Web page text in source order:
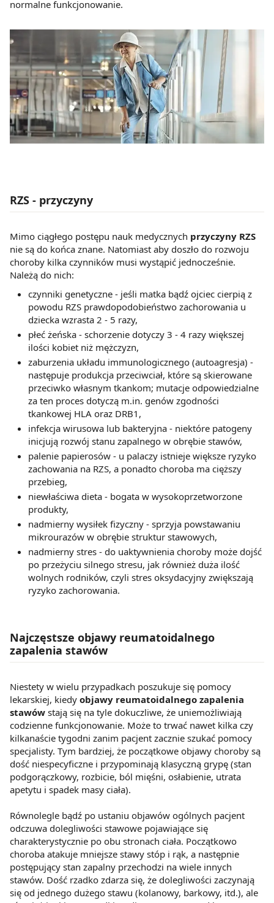
normalne funkcjonowanie.
RZS - przyczyny
Mimo ciągłego postępu nauk medycznych przyczyny RZS
nie są do końca znane. Natomiast aby doszło do rozwoju
choroby kilka czynników musi wystąpić jednocześnie.
Należą do nich:
czynniki genetyczne - jeśli matka bądź ojciec cierpią z
powodu RZS prawdopodobieństwo zachorowania u
dziecka wzrasta 2 - 5 razy,
płeć żeńska - schorzenie dotyczy 3 - 4 razy większej
ilości kobiet niż mężczyzn,
zaburzenia układu immunologicznego (autoagresja) -
następuje produkcja przeciwciał, które są skierowane
przeciwko własnym tkankom; mutacje odpowiedzialne
za ten proces dotyczą m.in. genów zgodności
tkankowej HLA oraz DRB1,
infekcja wirusowa lub bakteryjna - niektóre patogeny
inicjują rozwój stanu zapalnego w obrębie stawów,
palenie papierosów - u palaczy istnieje większe ryzyko
zachowania na RZS, a ponadto choroba ma cięższy
przebieg,
niewłaściwa dieta - bogata w wysokoprzetworzone
produkty,
nadmierny wysiłek fizyczny - sprzyja powstawaniu
mikrourazów w obrębie struktur stawowych,
nadmierny stres - do uaktywnienia choroby może dojść
po przeżyciu silnego stresu, jak również duża ilość
wolnych rodników, czyli stres oksydacyjny zwiększają
ryzyko zachorowania.
Najczęstsze objawy reumatoidalnego
zapalenia stawów
Niestety w wielu przypadkach poszukuje się pomocy
lekarskiej, kiedy objawy reumatoidalnego zapalenia
stawów stają się na tyle dokuczliwe, że uniemożliwiają
codzienne funkcjonowanie. Może to trwać nawet kilka czy
kilkanaście tygodni zanim pacjent zacznie szukać pomocy
specjalisty. Tym bardziej, że początkowe objawy choroby są
dość niespecyficzne i przypominają klasyczną grypę (stan
podgorączkowy, rozbicie, ból mięśni, osłabienie, utrata
apetytu i spadek masy ciała).
Równolegle bądź po ustaniu objawów ogólnych pacjent
odczuwa dolegliwości stawowe pojawiające się
charakterystycznie po obu stronach ciała. Początkowo
choroba atakuje mniejsze stawy stóp i rąk, a następnie
postępujący stan zapalny przechodzi na wiele innych
stawów. Dość rzadko zdarza się, że dolegliwości zaczynają
się od jednego dużego stawu (kolanowy, barkowy, itd.), ale